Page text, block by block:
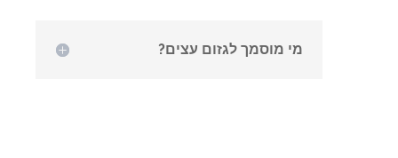
מי מוסמך לגזום עצים?